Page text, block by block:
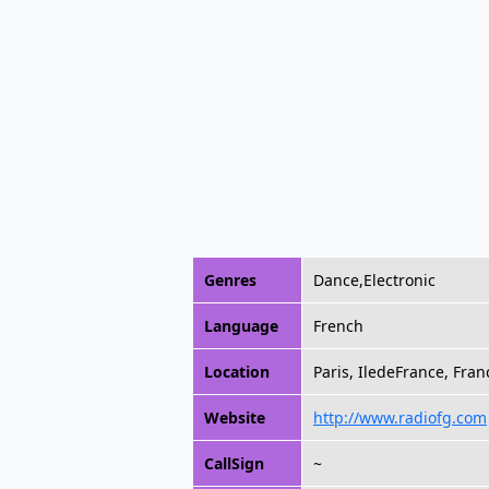
Genres Dance,Electronic
Language French
Location Paris, IledeFrance,
Website http://www.radiofg.com
CallSign ~